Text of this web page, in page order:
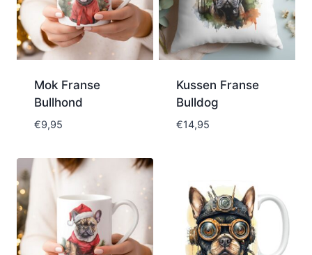
Mok Franse
Bullhond
€9,95
Kussen Franse
Bulldog
€14,95